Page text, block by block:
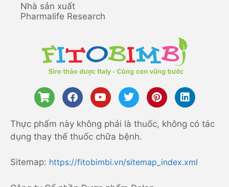
Nhà sản xuất
Pharmalife Research
Thực phẩm này không phải là thuốc, không có tác
dụng thay thế thuốc chữa bệnh.
Sitemap: https://fitobimbi.vn/sitemap_index.xml